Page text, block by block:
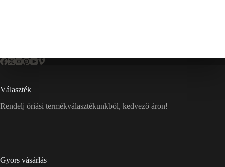
Választék
Rendelj óriási termékválasztékunkból, kedvező áron!
Gyors vásárlás